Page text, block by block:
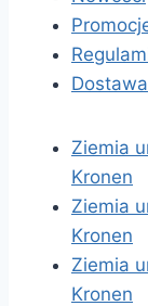
Dostawa
Ziemia
Kronen
Ziemia
Kronen
Ziemia
Kronen